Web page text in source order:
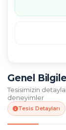
Genel
Tesisimizin
deneyimler
Tesis Detayları